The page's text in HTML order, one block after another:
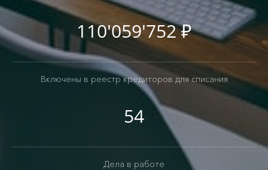
110'059'752 ₽
Включены в реестр кредиторов для списания
54
Дела в работе